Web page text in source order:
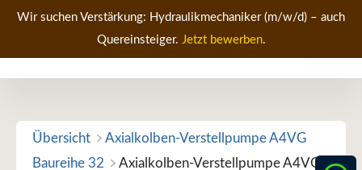
Zum
springen
Wir suchen Verstärkung: Hydraulikmechaniker (m/w/d) – auch
Quereinsteiger. Jetzt bewerben.
Übersicht
Axialkolben-Verstellpumpe A4VG
Baureihe 32
Axialkolben-Verstellpumpe A4VG